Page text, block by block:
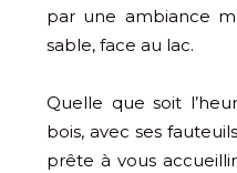
par une ambiance
sable, face au lac.
Quelle que soit
bois, avec ses
prête à vous